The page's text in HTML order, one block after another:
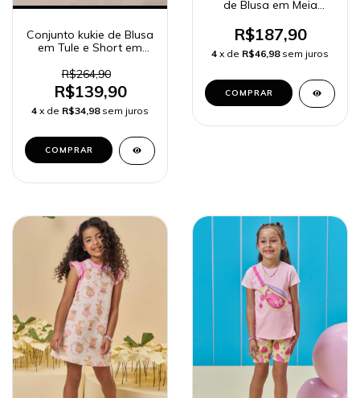
Conjunto kukie de Blusa
em Tule e Short em
R$264,90
R$139,90
4 x de R$34,98 sem juros
COMPRAR
de Blusa em Meia
Moletom sem Pelúcia
95061
R$187,90
4 x de R$46,98 sem juros
COMPRAR